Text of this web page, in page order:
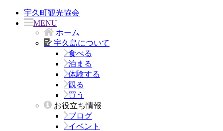
宇久町観光協会
MENU
ホーム
宇久島について
食べる
泊まる
体験する
観る
買う
お役立ち情報
ブログ
イベント